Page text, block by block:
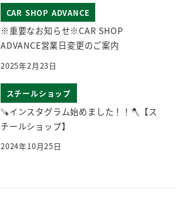
CAR SHOP ADVANCE
※重要なお知らせ※CAR SHOP
ADVANCE営業日変更のご案内
2025年2月23日
スチールショップ
🪚インスタグラム始めました！！🪓【ス
チールショップ】
2024年10月25日